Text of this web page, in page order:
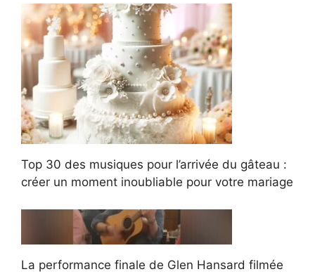
Top 30 des musiques pour l’arrivée du gâteau :
créer un moment inoubliable pour votre mariage
La performance finale de Glen Hansard filmée